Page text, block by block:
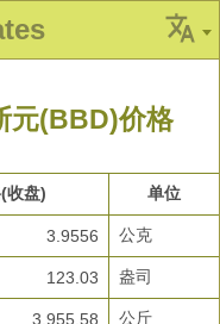
元(BBD)价格
收盘) 单位
3.9556 公克
123.03 盎司
3,955.58 公斤